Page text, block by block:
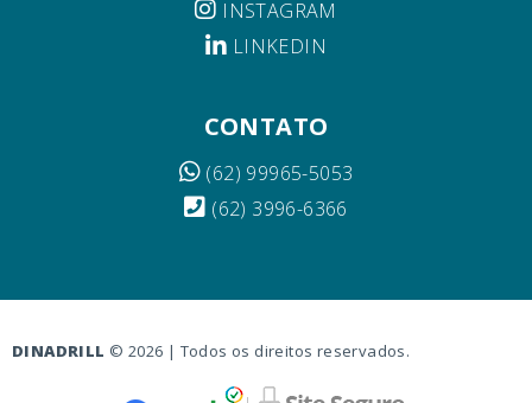
INSTAGRAM
LINKEDIN
CONTATO
(62) 99965-5053
(62) 3996-6366
DINADRILL © 2026 | Todos os direitos reservados.